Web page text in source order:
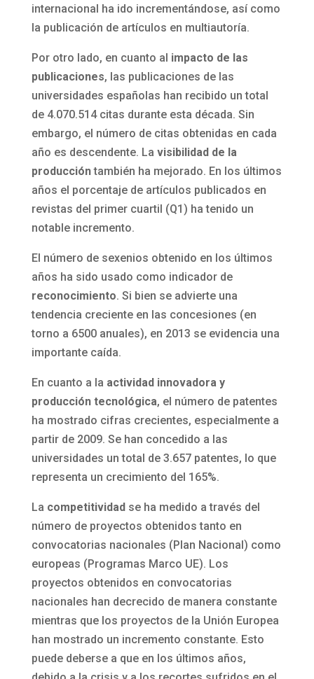
internacional ha ido incrementándose, así como
la publicación de artículos en multiautoría.
Por otro lado, en cuanto al impacto de las
publicaciones, las publicaciones de las
universidades españolas han recibido un total
de 4.070.514 citas durante esta década. Sin
embargo, el número de citas obtenidas en cada
año es descendente. La visibilidad de la
produccióntambién ha mejorado. En los últimos
años el porcentaje de artículos publicados en
revistas del primer cuartil (Q1) ha tenido un
notable incremento.
El número de sexenios obtenido en los últimos
años ha sido usado como indicador de
reconocimiento. Si bien se advierte una
tendencia creciente en las concesiones (en
torno a 6500 anuales), en 2013 se evidencia una
importante caída.
En cuanto a la actividad innovadora y
producción tecnológica, el número de patentes
ha mostrado cifras crecientes, especialmente a
partir de 2009. Se han concedido a las
universidades un total de 3.657 patentes, lo que
representa un crecimiento del 165%.
La competitividad se ha medido a través del
número de proyectos obtenidos tanto en
convocatorias nacionales (Plan Nacional) como
europeas (Programas Marco UE). Los
proyectos obtenidos en convocatorias
nacionales han decrecido de manera constante
mientras que los proyectos de la Unión Europea
han mostrado un incremento constante. Esto
puede deberse a que en los últimos años,